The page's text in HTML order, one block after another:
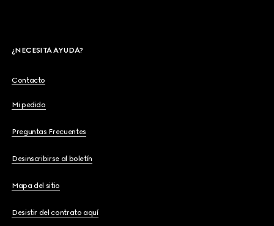
¿NECESITA AYUDA?
Contacto
Mi pedido
Preguntas Frecuentes
Desinscribirse al boletín
Mapa del sitio
Desistir del contrato aquí